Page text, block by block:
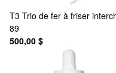
T3 Trio de fer à friser
89
500,00 $